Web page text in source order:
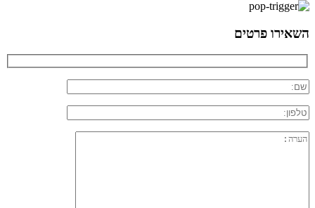
השאירו פרטים